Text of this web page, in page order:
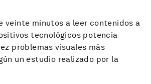
veinte minutos a leer contenidos a
tecnológicos potencia
problemas visuales más
un estudio realizado por la